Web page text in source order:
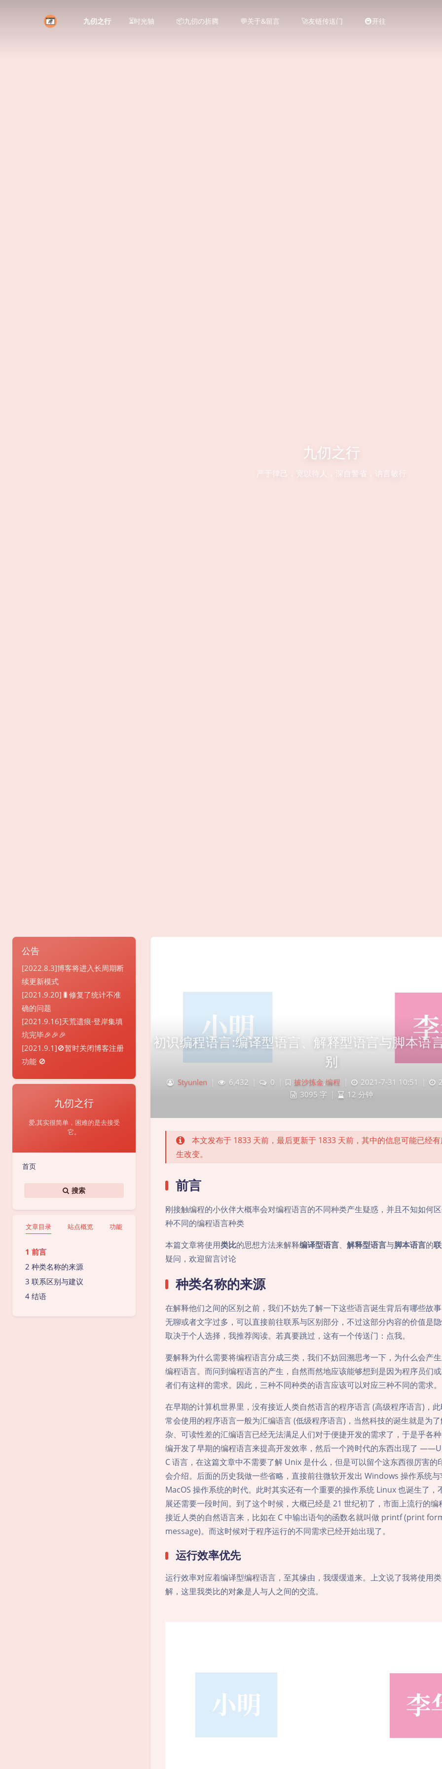
九仞之行 ⏳时光轴 📦九仞の折腾 💬关于&留言 🚀友链传送门 🚇开往
九仞之行
严于律己，宽以待人，深自警省，讷言敏行
公告
[2022.8.3]博客将进入长周期断
续更新模式
[2021.9.20]🐛修复了统计不准
确的问题
[2021.9.16]天荒遗痕·登岸集填
坑完毕🎉🎉🎉
[2021.9.1]🚫暂时关闭博客注册
功能 🚫
九仞之行
爱,其实很简单，困难的是去接受
它。
首页
搜索
文章目录 站点概览 功能
前言
种类名称的来源
联系区别与建议
结语
初识编程语言:编译型语言、解释型语言与脚本语
别
Styunlen 6,432 0 披沙拣金,编程 2021-7-31 10:51
3095 字
12 分钟
本文发布于 1833 天前，最后更新于 1833 天前，其中的信息可能已经
生改变。
前言
刚接触编程的小伙伴大概率会对编程语言的不同种类产生疑惑，并且不知如何
种不同的编程语言种类
本篇文章将使用类比的思想方法来解释编译型语言、 解释型语言与脚本语言的
疑问，欢迎留言讨论
种类名称的来源
在解释他们之间的区别之前，我们不妨先了解一下这些语言诞生背后有哪些故
无聊或者文字过多，可以直接前往联系与区别部分，不过这部分内容的价值是
取决于个人选择，我推荐阅读。若真要跳过，这有一个传送门：点我。
要解释为什么需要将编程语言分成三类，我们不妨回溯思考一下，为什么会产
编程语言。而问到编程语言的产生，自然而然地应该能够想到是因为程序员们
者们有这样的需求。因此，三种不同种类的语言应该可以对应三种不同的需求。
在早期的计算机世界里，没有接近人类自然语言的程序语言 (高级程序语言)，
常会使用的程序语言一般为汇编语言 (低级程序语言)，当然科技的诞生就是为
杂、可读性差的汇编语言已经无法满足人们对于便捷开发的需求了，于是乎各
编开发了早期的编程语言来提高开发效率，然后一个跨时代的东西出现了
C 语言，在这篇文章中不需要了解 Unix 是什么，但是可以留个这东西很厉害的
会介绍。后面的历史我做一些省略，直接前往微软开发出 Windows 操作系统
MacOS 操作系统的时代。此时其实还有一个重要的操作系统 Linux 也诞生了，
展还需要一段时间。到了这个时候，大概已经是 21 世纪初了，市面上流行的编
接近人类的自然语言来，比如在 C 中输出语句的函数名就叫做 printf (print
message)。而这时候对于程序运行的不同需求已经开始出现了。
运行效率优先
运行效率对应着编译型编程语言，至其缘由，我缓缓道来。上文说了我将使用
解，这里我类比的对象是人与人之间的交流。